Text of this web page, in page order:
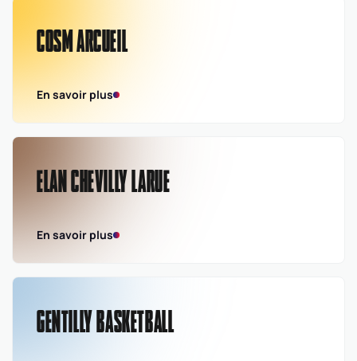
COSM ARCUEIL
En savoir plus
ELAN CHEVILLY LARUE
En savoir plus
GENTILLY BASKETBALL